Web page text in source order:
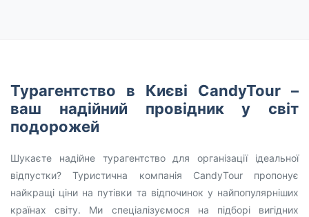
Турагентство в Києві CandyTour –
ваш надійний провідник у світ
подорожей
Шукаєте надійне турагентство для організації ідеальної
відпустки? Туристична компанія CandyTour пропонує
найкращі ціни на путівки та відпочинок у найпопулярніших
країнах світу. Ми спеціалізуємося на підборі вигідних